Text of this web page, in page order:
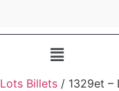
Lots Billets / 1329et –